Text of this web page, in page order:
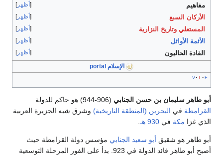
أظهر مفاهيم
أظهر الأركان السبع
أظهر المستعلي وتاريخ النزارية
أظهر الأئمة الأوائل
أظهر القادة الحاليون
الإسلام portal
v
طاهر سليمان بن حسن الجنابي(906-944) هو حاكم للدولة
في البحرين (المنطقة التاريخية)وشرق شبه الجزيرة العربية
غزا مكة في 930 هـ .
طاهر هو شقيقأبو سعيد الجنابيمؤسس دولة القرامطة حيث
أصبح أبو طاهر قائد الدولة في 923. بدأ على الفور المرحلة التوسعية